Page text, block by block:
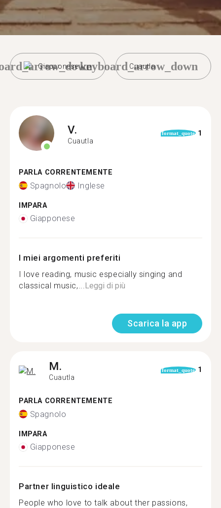
Giapponese Cuautla
keyboard_arrow_down
V.
Cuautla
format_quote 1
PARLA CORRENTEMENTE
Spagnolo Inglese
IMPARA
Giapponese
I miei argomenti preferiti
I love reading, music especially singing and
classical music,...Leggi di più
Scarica la app
M.
Cuautla
format_quote 1
PARLA CORRENTEMENTE
Spagnolo
IMPARA
Giapponese
Partner linguistico ideale
People who love to talk about ther passions,